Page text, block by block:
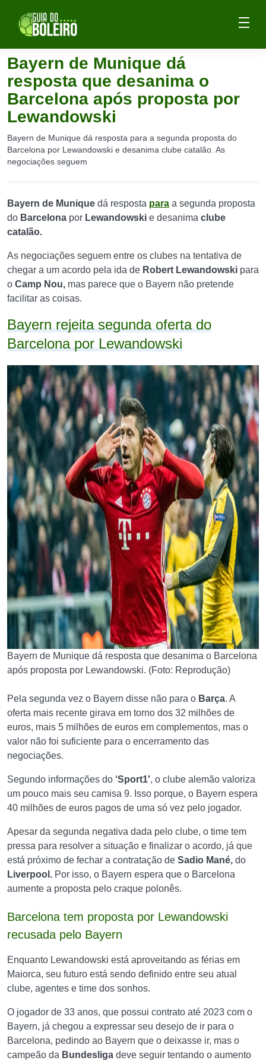
Bayern de Munique dá
resposta que desanima o
Barcelona após proposta por
Lewandowski
Bayern de Munique dá resposta para a segunda proposta do
Barcelona por Lewandowski e desanima clube catalão. As
negociações seguem
Bayern de Munique dá resposta para a segunda proposta
do Barcelona por Lewandowski e desanima clube
catalão.
As negociações seguem entre os clubes na tentativa de
chegar a um acordo pela ida de Robert Lewandowski para
o Camp Nou, mas parece que o Bayern não pretende
facilitar as coisas.
Bayern rejeita segunda oferta do
Barcelona por Lewandowski
Bayern de Munique dá resposta que desanima o Barcelona
após proposta por Lewandowski. (Foto: Reprodução)
Pela segunda vez o Bayern disse não para o Barça. A
oferta mais recente girava em torno dos 32 milhões de
euros, mais 5 milhões de euros em complementos, mas o
valor não foi suficiente para o encerramento das
negociações.
Segundo informações do ‘Sport1′, o clube alemão valoriza
um pouco mais seu camisa 9. Isso porque, o Bayern espera
40 milhões de euros pagos de uma só vez pelo jogador.
Apesar da segunda negativa dada pelo clube, o time tem
pressa para resolver a situação e finalizar o acordo, já que
está próximo de fechar a contratação de Sadio Mané, do
Liverpool. Por isso, o Bayern espera que o Barcelona
aumente a proposta pelo craque polonês.
Barcelona tem proposta por Lewandowski
recusada pelo Bayern
Enquanto Lewandowski está aproveitando as férias em
Maiorca, seu futuro está sendo definido entre seu atual
clube, agentes e time dos sonhos.
O jogador de 33 anos, que possui contrato até 2023 com o
Bayern, já chegou a expressar seu desejo de ir para o
Barcelona, pedindo ao Bayern que o deixasse ir, mas o
campeão da Bundesliga deve seguir tentando o aumento